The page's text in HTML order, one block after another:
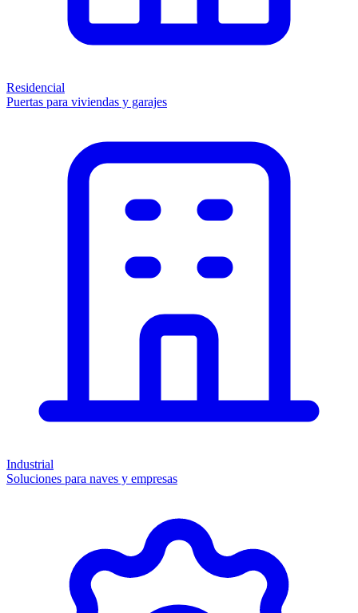
Residencial
Puertas para viviendas y garajes
Industrial
Soluciones para naves y empresas